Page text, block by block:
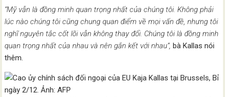
“Mỹ vẫn là đồng minh quan trọng nhất của chúng tôi. Không phải
lúc nào chúng tôi cũng chung quan điểm về mọi vấn đề, nhưng tôi
nghĩ nguyên tắc cốt lõi vẫn không thay đổi. Chúng tôi là đồng minh
quan trọng nhất của nhau và nên gắn kết với nhau”,bà Kallas nói
thêm.